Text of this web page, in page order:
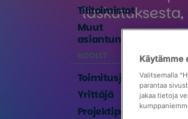
Tilitoimistot
Muut
asiantuntijayritykset
ROOLIT
Toimitusjohtaja
Yrittäjä
Projektipäällikkö
Käytämme
Valitsemalla
parantaa
jakaa tietoja